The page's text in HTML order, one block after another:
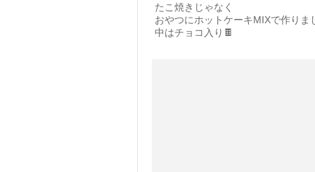
たこ焼きじゃなく
おやつにホットケーキMIXで作りま
中はチョコ入り🍫